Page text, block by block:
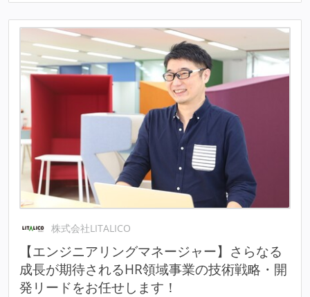
株式会社LITALICO
【エンジニアリングマネージャー】さらなる
成長が期待されるHR領域事業の技術戦略・開
発リードをお任せします！